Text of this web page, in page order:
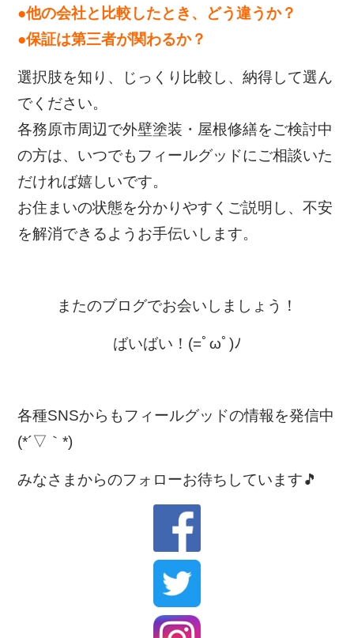
●他の会社と比較したとき、どう違うか？
●保証は第三者が関わるか？
選択肢を知り、じっくり比較し、納得して選ん
でください。
各務原市周辺で外壁塗装・屋根修繕をご検討中
の方は、 いつでもフィールグッドにご相談いた
だければ嬉しいです。
お住まいの状態を分かりやすくご説明し、不安
を解消できるようお手伝いします。
またのブログでお会いしましょう！
ばいばい！(=ﾟωﾟ)ﾉ
各種SNSからもフィールグッドの情報を発信中
(*´▽｀*)
みなさまからのフォローお待ちしています🎵